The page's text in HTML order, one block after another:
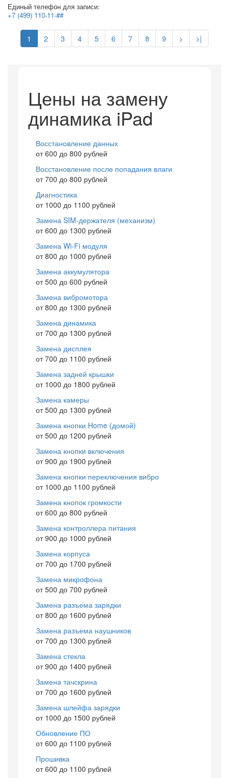
Единый телефон для записи:
+7 (499) 110-11-##
1 2 3 4 5 6 7 8 9 > >|
Цены на замену
динамика iPad
Восстановление данных
от 600 до 800 рублей
Восстановление после попадания влаги
от 700 до 800 рублей
Диагностика
от 1000 до 1100 рублей
Замена SIM-держателя (механизм)
от 600 до 1300 рублей
Замена Wi-Fi модуля
от 800 до 1000 рублей
Замена аккумулятора
от 500 до 600 рублей
Замена вибромотора
от 800 до 1300 рублей
Замена динамика
от 700 до 1300 рублей
Замена дисплея
от 700 до 1100 рублей
Замена задней крышки
от 1000 до 1800 рублей
Замена камеры
от 500 до 1300 рублей
Замена кнопки Home (домой)
от 500 до 1200 рублей
Замена кнопки включения
от 900 до 1900 рублей
Замена кнопки переключения вибро
от 1000 до 1100 рублей
Замена кнопок громкости
от 600 до 800 рублей
Замена контроллера питания
от 900 до 1000 рублей
Замена корпуса
от 700 до 1700 рублей
Замена микрофона
от 500 до 700 рублей
Замена разъема зарядки
от 800 до 1600 рублей
Замена разъема наушников
от 700 до 1300 рублей
Замена стекла
от 900 до 1400 рублей
Замена тачскрина
от 700 до 1600 рублей
Замена шлейфа зарядки
от 1000 до 1500 рублей
Обновление ПО
от 600 до 1100 рублей
Прошивка
от 600 до 1100 рублей